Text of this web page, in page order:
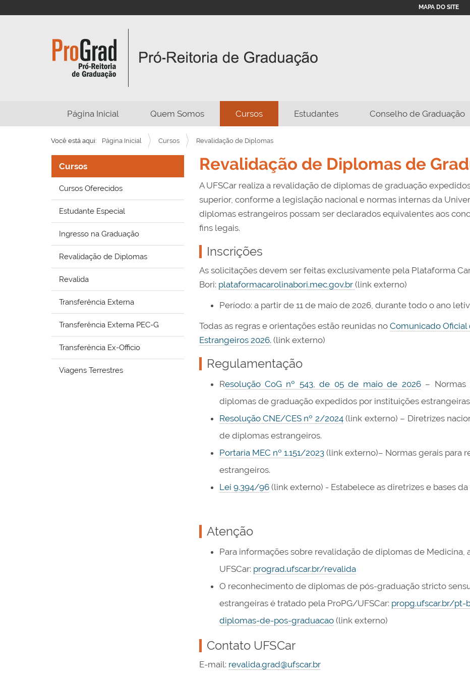
MAPA DO SITE
Página Inicial Quem Somos Cursos Estudantes Conselho de Graduação
Você está aqui: Página Inicial Cursos Revalidação de Diplomas
Cursos
Cursos Oferecidos
Estudante Especial
Ingresso na Graduação
Revalidação de Diplomas
Revalida
Transferência Externa
Transferência Externa PEC-G
Transferência Ex-Officio
Viagens Terrestres
Revalidação de Diplomas de
A UFSCar realiza a revalidação de diplomas de graduação
superior, conforme a legislação nacional e normas internas da
diplomas estrangeiros possam ser declarados equivalentes aos
fins legais.
Inscrições
As solicitações devem ser feitas exclusivamente pela Plataforma
Bori: plataformacarolinabori.mec.gov.br (link externo)
Período: a partir de 11 de maio de 2026, durante todo o ano
Todas as regras e orientações estão reunidas no Comunicado Oficial
Estrangeiros 2026.(link externo)
Regulamentação
Resolução CoG nº 543, de 05 de maio de 2026– Normas
diplomas de graduação expedidos por instituições
Resolução CNE/CES nº 2/2024(link externo) – Diretrizes
de diplomas estrangeiros.
Portaria MEC nº 1.151/2023(link externo)– Normas gerais para
estrangeiros.
Lei 9.394/96(link externo) - Estabelece as diretrizes e bases
Atenção
Para informações sobre revalidação de diplomas de Medicina,
UFSCar: prograd.ufscar.br/revalida
O reconhecimento de diplomas de pós-graduação stricto
estrangeiras é tratado pela ProPG/UFSCar: propg.ufscar.br/
diplomas-de-pos-graduacao(link externo)
Contato UFSCar
E-mail: revalida.grad@ufscar.br